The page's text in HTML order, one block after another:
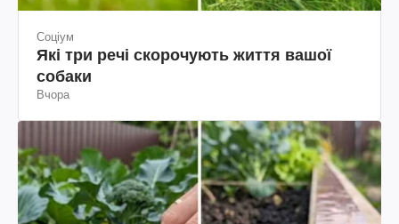
Соціум
Які три речі скорочують життя вашої
собаки
Вчора